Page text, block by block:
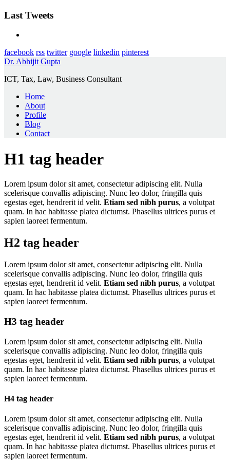
Last Tweets
facebook rss twitter google linkedin pinterest
Dr. Abhijit Gupta
ICT, Tax, Law, Business Consultant
Home
About
Profile
Blog
Contact
H1 tag header
Lorem ipsum dolor sit amet, consectetur adipiscing elit. Nulla
scelerisque convallis adipiscing. Nunc leo dolor, fringilla quis
egestas eget, hendrerit id velit. Etiam sed nibh purus, a volutpat
quam. In hac habitasse platea dictumst. Phasellus ultrices purus et
sapien laoreet fermentum.
H2 tag header
Lorem ipsum dolor sit amet, consectetur adipiscing elit. Nulla
scelerisque convallis adipiscing. Nunc leo dolor, fringilla quis
egestas eget, hendrerit id velit. Etiam sed nibh purus, a volutpat
quam. In hac habitasse platea dictumst. Phasellus ultrices purus et
sapien laoreet fermentum.
H3 tag header
Lorem ipsum dolor sit amet, consectetur adipiscing elit. Nulla
scelerisque convallis adipiscing. Nunc leo dolor, fringilla quis
egestas eget, hendrerit id velit. Etiam sed nibh purus, a volutpat
quam. In hac habitasse platea dictumst. Phasellus ultrices purus et
sapien laoreet fermentum.
H4 tag header
Lorem ipsum dolor sit amet, consectetur adipiscing elit. Nulla
scelerisque convallis adipiscing. Nunc leo dolor, fringilla quis
egestas eget, hendrerit id velit. Etiam sed nibh purus, a volutpat
quam. In hac habitasse platea dictumst. Phasellus ultrices purus et
sapien laoreet fermentum.